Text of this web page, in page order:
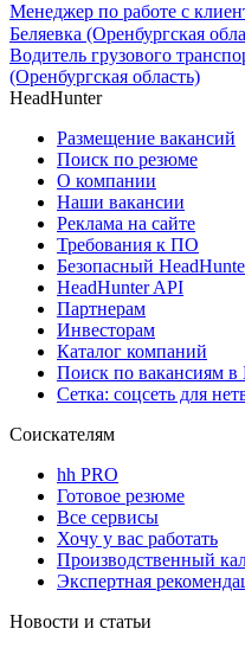
Менеджер по работе с
Беляевка (Оренбургская
Водитель грузового
(Оренбургская область)
HeadHunter
Размещение вакансий
Поиск по резюме
О компании
Наши вакансии
Реклама на сайте
Требования к ПО
Безопасный
HeadHunter API
Партнерам
Инвесторам
Каталог компаний
Поиск по вакансиям в
Сетка: соцсеть для
Соискателям
hh PRO
Готовое резюме
Все сервисы
Хочу у вас работать
Производственный
Экспертная
Новости и статьи